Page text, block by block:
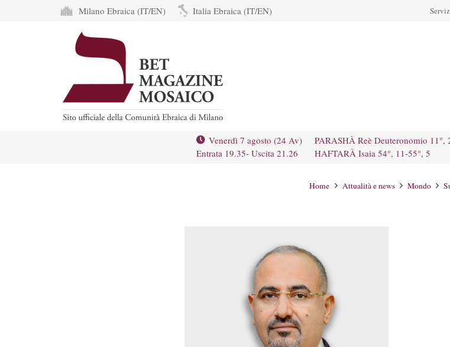
Milano Ebraica (IT/EN) Italia Ebraica (IT/EN)
Venerdì 7 agosto (24 Av)
Entrata 19.35- Uscita 21.26
PARASHÀ Reè Deuteronomio 11°,
HAFTARÀ Isaia 54°, 11-55°, 5
Home Attualità e news Mondo